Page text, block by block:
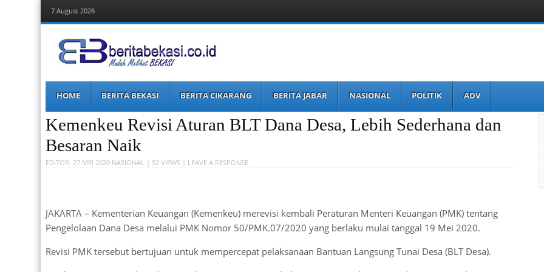
7 August 2026
Berita Bekasi
Mudah Melihat Bekasi
Menu
content
HOME BERITA BEKASI BERITA CIKARANG BERITA JABAR NASIONAL POLITIK ADV
Kemenkeu Revisi Aturan BLT Dana Desa, Lebih Sederhana dan
Besaran Naik
EDITOR: 27 MEI 2020 NASIONAL| 92 VIEWS | LEAVE A RESPONSE
JAKARTA – Kementerian Keuangan (Kemenkeu) merevisi kembali Peraturan Menteri Keuangan (PMK) tentang
Pengelolaan Dana Desa melalui PMK Nomor 50/PMK.07/2020 yang berlaku mulai tanggal 19 Mei 2020.
Revisi PMK tersebut bertujuan untuk mempercepat pelaksanaan Bantuan Langsung Tunai Desa (BLT Desa).